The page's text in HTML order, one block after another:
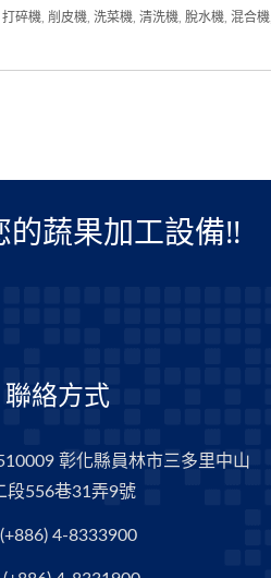
打碎機 削皮機 洗菜機 清洗機 脫水機 混合機
蔬果加工設備!!
聯絡方式
彰化縣員林市三多里中山
段556巷31弄9號
(+886) 4-8333900